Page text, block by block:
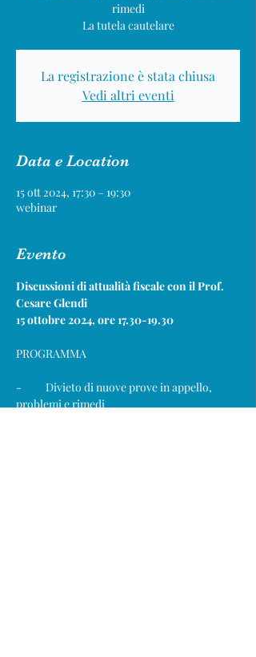
rimedi
La tutela cautelare
La registrazione è stata chiusa
Vedi altri eventi
Data e Location
15 ott 2024, 17:30 – 19:30
webinar
Evento
Discussioni di attualità fiscale con il Prof.
Cesare Glendi
15 ottobre 2024, ore 17.30-19.30
PROGRAMMA
-          Divieto di nuove prove in appello,
problemi e rimedi